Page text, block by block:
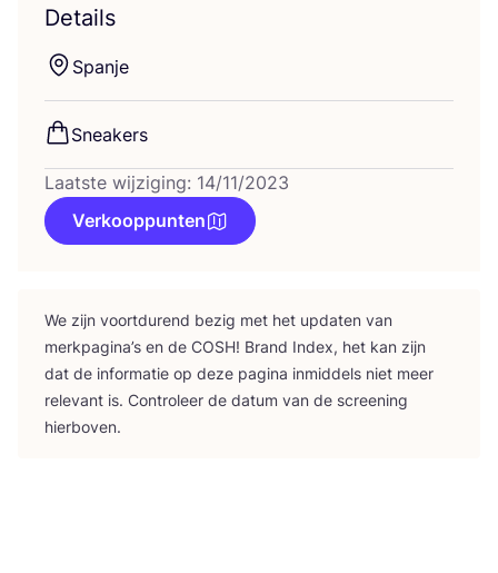
Details
Span­je
Snea­kers
Laatste wijziging: 14/11/2023
Verkooppunten
We zijn voort­du­rend bezig met het upda­ten van
merk­pa­gi­na’s en de COSH! Brand Index, het kan zijn
dat de infor­ma­tie op deze pagi­na inmid­dels niet meer
rele­vant is. Con­tro­leer de datum van de scree­ning
hierboven.